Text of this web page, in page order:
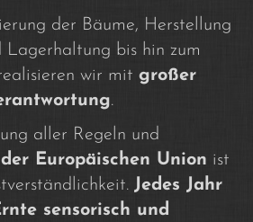
der Bäume, Herstellung
Lagerhaltung bis hin zum
wir mit großer
.
aller Regeln und
Europäischen Union ist
Jedes Jahr
sensorisch und